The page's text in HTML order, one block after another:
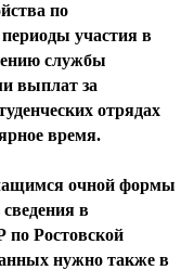
по
участия в
службы
выплат за
отрядах
время.
очной формы
в
по Ростовской
нужно также в